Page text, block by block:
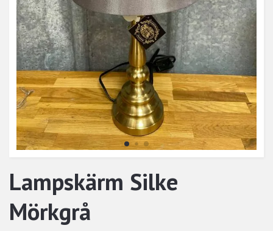
Lampskärm Silke
Mörkgrå